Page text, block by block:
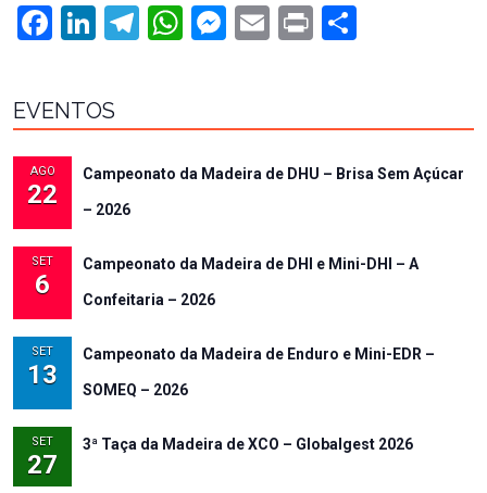
Facebook
LinkedIn
Telegram
WhatsApp
Messenger
Email
Print
EVENTOS
AGO
22
Campeonato da Madeira de DHU – Brisa Sem Açúcar
– 2026
SET
6
Campeonato da Madeira de DHI e Mini-DHI – A
Confeitaria – 2026
SET
13
Campeonato da Madeira de Enduro e Mini-EDR –
SOMEQ – 2026
SET
27
3ª Taça da Madeira de XCO – Globalgest 2026